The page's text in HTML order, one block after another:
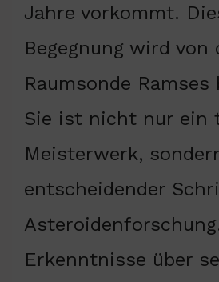
Jahre vorkommt.
Begegnung wird von
Raumsonde Ramses
Sie ist nicht nur ein
Meisterwerk,
entscheidender
Erkenntnisse über